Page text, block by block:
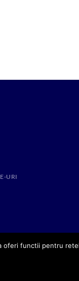
URI
functii pentru